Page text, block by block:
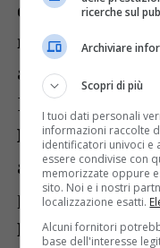
di
“ripristinare
nelle carceri
abbandono
Il
Delmastro
a luglio è stato
per653
Roberto Menia
ricerche sul
Archiviare
Scopri di più
I tuoi dati personali
informazioni raccolte
identificatori univoci
essere condivise con
memorizzate oppure
sito. Noi e i nostri
localizzazione esatti.
Alcuni fornitori
base dell'interesse